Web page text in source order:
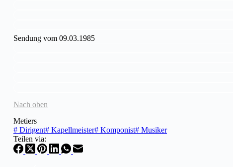
Sendung vom 09.03.1985
Nach oben
Metiers
# Dirigent# Kapellmeister# Komponist# Musiker
Teilen via: